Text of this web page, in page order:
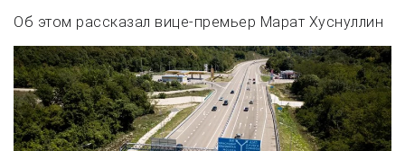
Об этом рассказал вице-премьер Марат Хуснуллин